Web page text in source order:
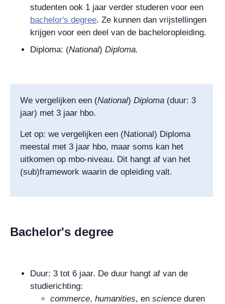
studenten ook 1 jaar verder studeren voor een
bachelor's degree. Ze kunnen dan vrijstellingen
krijgen voor een deel van de bacheloropleiding.
Diploma: (National) Diploma.
We vergelijken een (National) Diploma (duur: 3
jaar) met 3 jaar hbo.
Let op: we vergelijken een (National) Diploma
meestal met 3 jaar hbo, maar soms kan het
uitkomen op mbo-niveau. Dit hangt af van het
(sub)framework waarin de opleiding valt.
Bachelor's degree
Duur: 3 tot 6 jaar. De duur hangt af van de
studierichting:
commerce, humanities, en science duren